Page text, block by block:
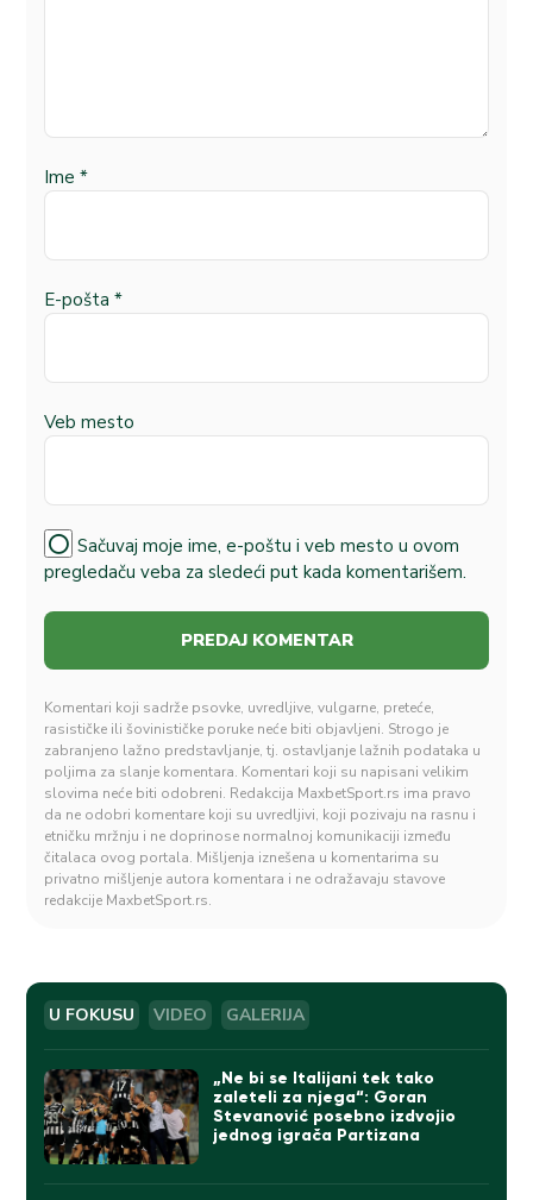
Ime *
E-pošta *
Veb mesto
Sačuvaj moje ime, e-poštu i veb mesto u ovom
pregledaču veba za sledeći put kada komentarišem.
Komentari koji sadrže psovke, uvredljive, vulgarne, preteće,
rasističke ili šovinističke poruke neće biti objavljeni. Strogo je
zabranjeno lažno predstavljanje, tj. ostavljanje lažnih podataka u
poljima za slanje komentara. Komentari koji su napisani velikim
slovima neće biti odobreni. Redakcija MaxbetSport.rs ima pravo
da ne odobri komentare koji su uvredljivi, koji pozivaju na rasnu i
etničku mržnju i ne doprinose normalnoj komunikaciji između
čitalaca ovog portala. Mišljenja iznešena u komentarima su
privatno mišljenje autora komentara i ne odražavaju stavove
redakcije MaxbetSport.rs.
U FOKUSU VIDEO GALERIJA
„Ne bi se Italijani tek tako
zaleteli za njega“: Goran
Stevanović posebno izdvojio
jednog igrača Partizana